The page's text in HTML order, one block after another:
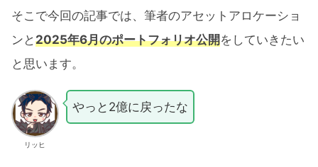
そこで今回の記事では、筆者のアセットアロケーショ
ンと2025年6月のポートフォリオ公開をしていきたい
と思います。
リッヒ
やっと2億に戻ったな